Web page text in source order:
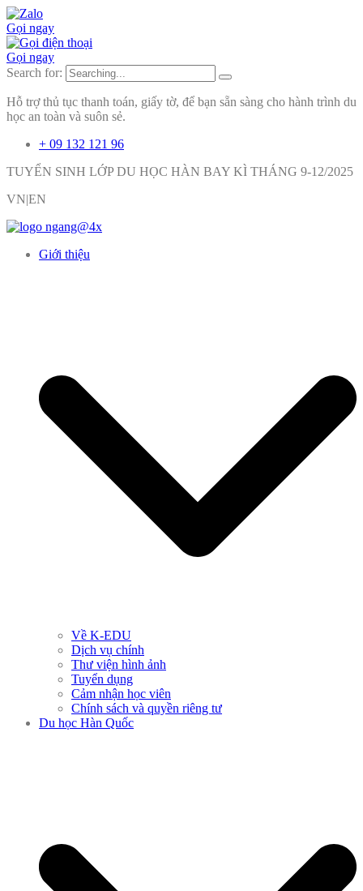
Gọi ngay
Gọi ngay
Search for:
Hỗ trợ thủ tục thanh toán, giấy tờ, để bạn sẵn sàng cho hành trình du
học an toàn và suôn sẻ.
+ 09 132 121 96
TUYỂN SINH LỚP DU HỌC HÀN BAY KÌ THÁNG 9-12/2025
VN|EN
Giới thiệu
Về K-EDU
Dịch vụ chính
Thư viện hình ảnh
Tuyển dụng
Cảm nhận học viên
Chính sách và quyền riêng tư
Du học Hàn Quốc